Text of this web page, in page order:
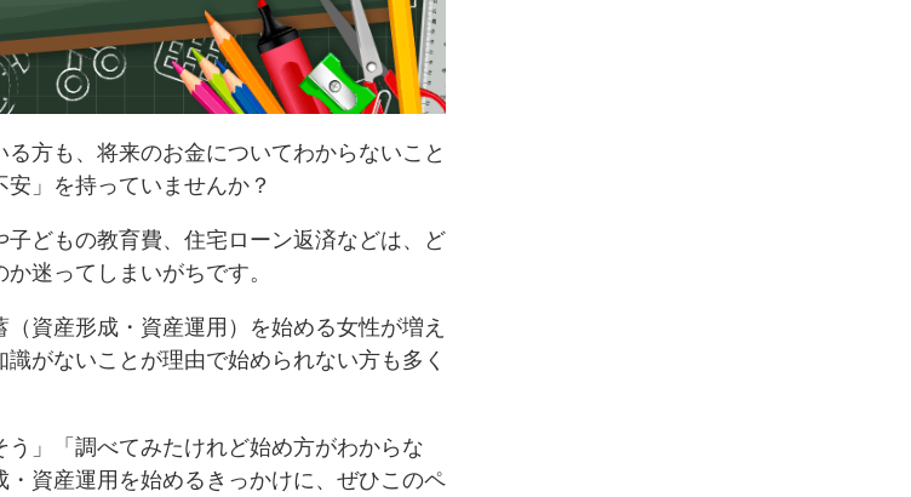
方も、将来のお金についてわからないこと
」を持っていませんか？
子どもの教育費、住宅ローン返済などは、ど
迷ってしまいがちです。
資産形成・資産運用）を始める女性が増え
がないことが理由で始められない方も多く
う」「調べてみたけれど始め方がわからな
・資産運用を始めるきっかけに、ぜひこのペ